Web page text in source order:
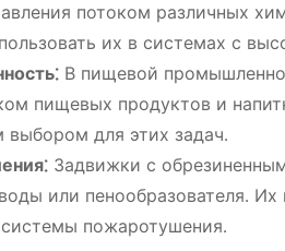
потоком различных
их в системах с
В пищевой
пищевых продуктов и
для этих задач․
Задвижки с
или пенообразователя․
пожаротушения․